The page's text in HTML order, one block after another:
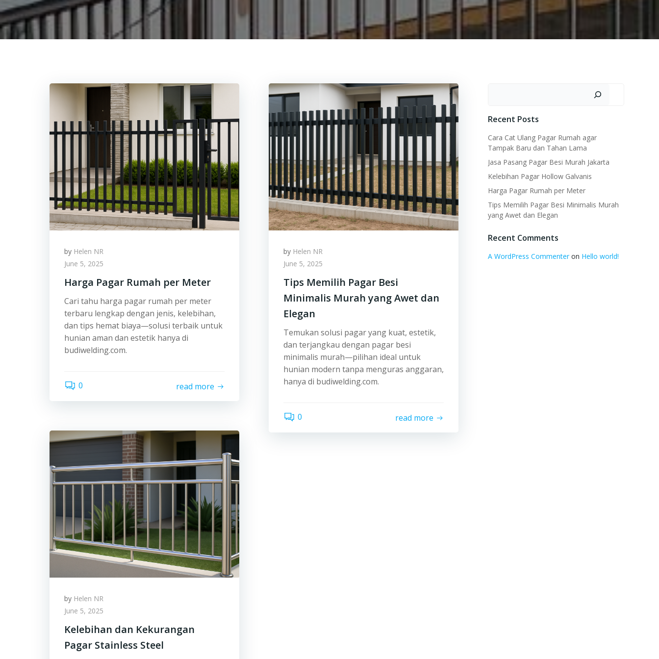
by Helen NR
June 5, 2025
Harga Pagar Rumah per Meter
Cari tahu harga pagar rumah per meter
terbaru lengkap dengan jenis, kelebihan,
dan tips hemat biaya—solusi terbaik untuk
hunian aman dan estetik hanya di
budiwelding.com.
0 read more
by Helen NR
June 5, 2025
Tips Memilih Pagar Besi
Minimalis Murah yang Awet dan
Elegan
Temukan solusi pagar yang kuat, estetik,
dan terjangkau dengan pagar besi
minimalis murah—pilihan ideal untuk
hunian modern tanpa menguras anggaran,
hanya di budiwelding.com.
0 read more
by Helen NR
June 5, 2025
Kelebihan dan Kekurangan
Pagar Stainless Steel
Recent Posts
Cara Cat Ulang Pagar Rumah agar
Tampak Baru dan Tahan Lama
Jasa Pasang Pagar Besi Murah Jakarta
Kelebihan Pagar Hollow Galvanis
Harga Pagar Rumah per Meter
Tips Memilih Pagar Besi Minimalis Murah
yang Awet dan Elegan
Recent Comments
A WordPress Commenteron Hello world!